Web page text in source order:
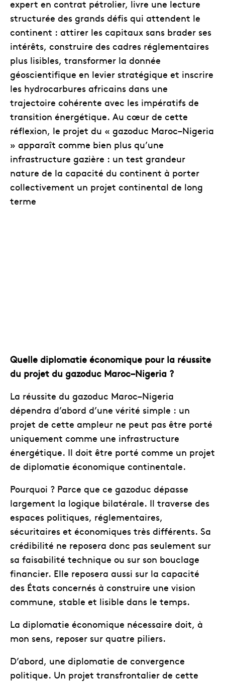
expert en contrat pétrolier, livre une lecture
structurée des grands défis qui attendent le
continent : attirer les capitaux sans brader ses
intérêts, construire des cadres réglementaires
plus lisibles, transformer la donnée
géoscientifique en levier stratégique et inscrire
les hydrocarbures africains dans une
trajectoire cohérente avec les impératifs de
transition énergétique. Au cœur de cette
réflexion, le projet du « gazoduc Maroc–Nigeria
» apparaît comme bien plus qu’une
infrastructure gazière : un test grandeur
nature de la capacité du continent à porter
collectivement un projet continental de long
terme
Quelle diplomatie économique pour la réussite
du projet du gazoduc Maroc–Nigeria ?
La réussite du gazoduc Maroc–Nigeria
dépendra d’abord d’une vérité simple : un
projet de cette ampleur ne peut pas être porté
uniquement comme une infrastructure
énergétique. Il doit être porté comme un projet
de diplomatie économique continentale.
Pourquoi ? Parce que ce gazoduc dépasse
largement la logique bilatérale. Il traverse des
espaces politiques, réglementaires,
sécuritaires et économiques très différents. Sa
crédibilité ne reposera donc pas seulement sur
sa faisabilité technique ou sur son bouclage
financier. Elle reposera aussi sur la capacité
des États concernés à construire une vision
commune, stable et lisible dans le temps.
La diplomatie économique nécessaire doit, à
mon sens, reposer sur quatre piliers.
D’abord, une diplomatie de convergence
politique. Un projet transfrontalier de cette